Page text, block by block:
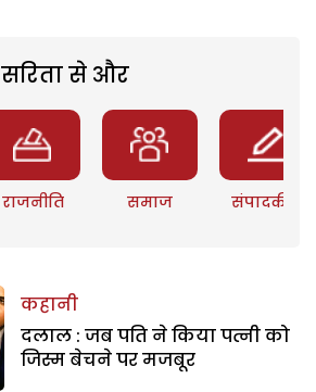
सरिता से और
राजनीति समाज संपादकीय
कहानी
दलाल : जब पति ने किया पत्नी को
जिस्म बेचने पर मजबूर